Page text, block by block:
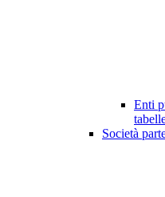
Enti
Società